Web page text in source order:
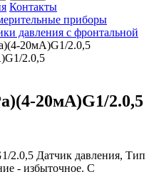
Контакты
приборы
давления с фронтальной
20мА)G1/2.0,5
20мА)G1/2.0,5
Датчик давления, Тип
- избыточное. С